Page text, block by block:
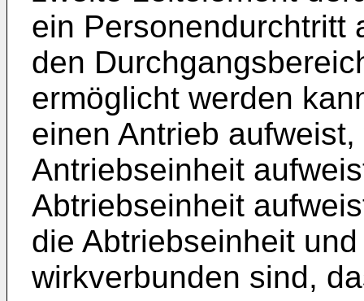
ein Personendurchtritt
den
ermöglicht werden
einen Antrieb
Antriebseinheit
Abtriebseinheit
die Abtriebseinheit
wirkverbunden sind,